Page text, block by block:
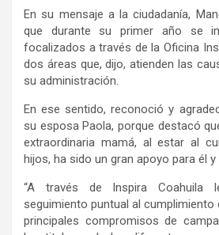
En su mensaje a la ciudadanía,
que durante su primer año se
focalizados a través de la Oficina
dos áreas que, dijo, atienden las
su administración.
En ese sentido, reconoció y
su esposa Paola, porque destacó
extraordinaria mamá, al estar al
hijos, ha sido un gran apoyo para él
“A través de Inspira Coahuila
seguimiento puntual al
principales compromisos de